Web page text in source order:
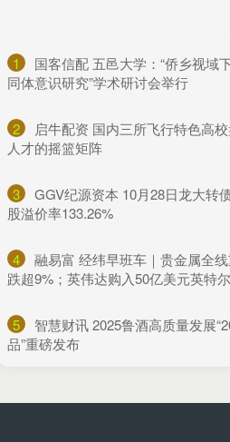
1
国客信配 五邑大学：“侨乡视域
同体意识研究”学术研讨会举行
2
启牛配资 国内三所飞行特色高
人才的摇篮矩阵
3
​GGV纪源资本 10月28日龙大转
股溢价率133.26%
4
融易富 经纬早班车｜贵金属全
跌超9%；英伟达购入50亿美元英特
5
智慧财讯 2025鲁酒高质量发展
品”重磅发布